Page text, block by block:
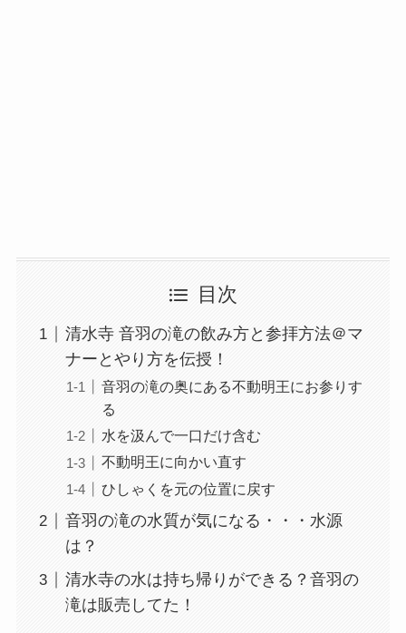
目次
清水寺 音羽の滝の飲み方と参拝方法＠マ
ナーとやり方を伝授！
音羽の滝の奥にある不動明王にお参りす
る
水を汲んで一口だけ含む
不動明王に向かい直す
ひしゃくを元の位置に戻す
音羽の滝の水質が気になる・・・水源
は？
清水寺の水は持ち帰りができる？音羽の
滝は販売してた！